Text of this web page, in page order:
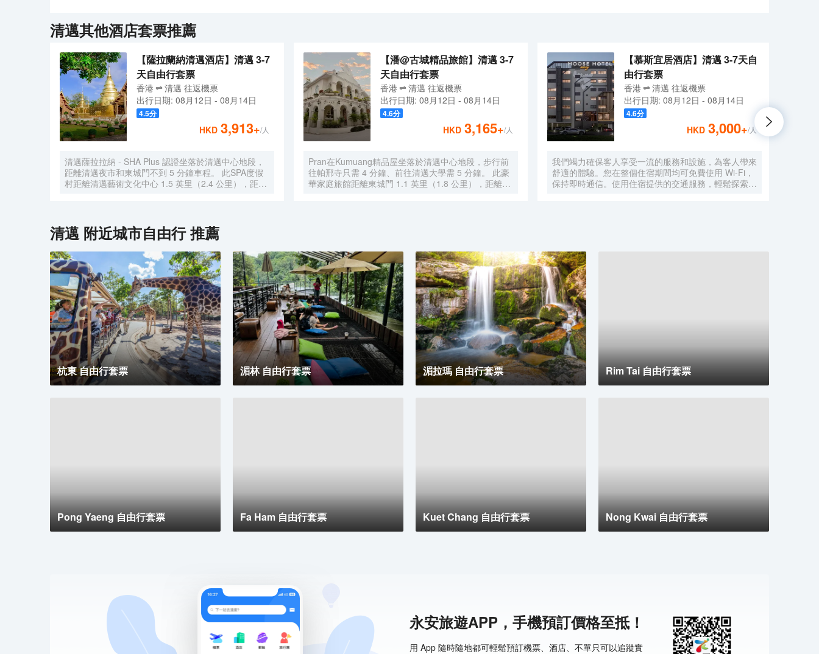
清邁其他酒店套票推薦
【薩拉蘭納清邁酒店】清邁 3-7
天自由行套票
香港 清邁 往返機票
出行日期: 08月12日 - 08月14日
4.5分
HKD 3,913+/人
清邁薩拉拉納 - SHA Plus 認證坐落於清邁中心地段，
距離清邁夜市和東城門不到 5 分鐘車程。 此SPA度假
村距離清邁藝術文化中心 1.5 英里（2.4 公里），距離
您可以到餐廳享用一頓美餐，也可以待在房間裏，享受
度假村的部分時段客房送餐服務。在忙碌的一天後，不
妨去酒吧/酒廊輕鬆一下。每天 7:00 至 11:00 提供收費
的全套早餐。 特色服務/設施包括豪華轎車或公務車服
務、電腦站點和大堂免費報紙。酒店提供免費自助停
車。 有 15 間空調客房提供迷你吧和DVD 播放器；您
定能在旅途中找到家的舒適。帶有衞星頻道的平板電視
可滿足您的娛樂需求；同時提供免費無線網絡，方便您
與朋友保持聯繫。私人浴室提供免費洗浴用品和吹風
機。便利設施包括電話，以及保險箱和書桌。
【潘@古城精品旅館】清邁 3-7
天自由行套票
香港 清邁 往返機票
出行日期: 08月12日 - 08月14日
4.6分
HKD 3,165+/人
Pran在Kumuang精品屋坐落於清邁中心地段，步行前
往帕邢寺只需 4 分鐘、前往清邁大學需 5 分鐘。 此豪
華家庭旅館距離東城門 1.1 英里（1.8 公里），距離清
電視；您定能在旅途中找到家的舒適。您的精選舒適床
墊卧床備有羽絨被和高檔床上用品。提供免費無線網
絡，方便您與朋友保持聯繫；有線頻道可滿足您的娛樂
需求。浴室提供獨立的浴缸和淋浴，配有大花灑淋浴噴
頭和吹風機。
【慕斯宜居酒店】清邁 3-7天自
由行套票
香港 清邁 往返機票
出行日期: 08月12日 - 08月14日
4.6分
HKD 3,000+/人
我們竭力確保客人享受一流的服務和設施，為客人帶來
舒適的體驗。您在整個住宿期間均可免費使用 Wi-Fi，
保持即時通信。使用住宿提供的交通服務，輕鬆探索清
的衣服保持乾淨清新。需要放鬆一下嗎？您的客房可提
供客房送餐服務，讓您的入住更加舒適愉快。 請注
意，為確保所有客人能夠享受更新鮮的空氣，住宿內嚴
禁吸煙。每間客房均以舒適為宗旨，提供一系列設施服
務，讓您享受靜謐的睡眠，同時確保您的舒適度。 部
分客房提供空調或寢具用品，以確保您的舒適和便利。
部分精選客房配有室內視頻流媒體、每日報紙或電視，
以確保為客人提供娛樂。 部分客房配備了沖泡咖啡或
茶的器具，您的飲用需求一定會得到滿足。值得注意的
是，部分客房浴室配有浴袍、毛巾或吹風機，為您提供
便利。 高調開啟假期的美好一天。在位於法漢的1卧
室-平方米|帶1個獨立浴室，您可在早晨享用免費的美
味早餐。無論白天還是晚上，您都可以隨時從酒店的自
清邁附近城市自由行 推薦
杭東 自由行套票 湄林 自由行套票 湄拉瑪 自由行套票 Rim Tai 自由行套票
Pong Yaeng 自由行套票 Fa Ham 自由行套票 Kuet Chang 自由行套票 Nong Kwai 自由行套票
永安旅遊APP，手機預訂價格至抵！
用 App 隨時隨地都可輕鬆預訂機票、酒店、不單只可以追蹤實